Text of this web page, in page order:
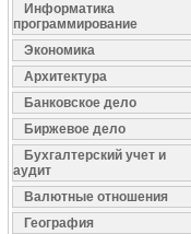
Информатика
программирование
Экономика
Архитектура
Банковское дело
Биржевое дело
Бухгалтерский учет и
аудит
Валютные отношения
География